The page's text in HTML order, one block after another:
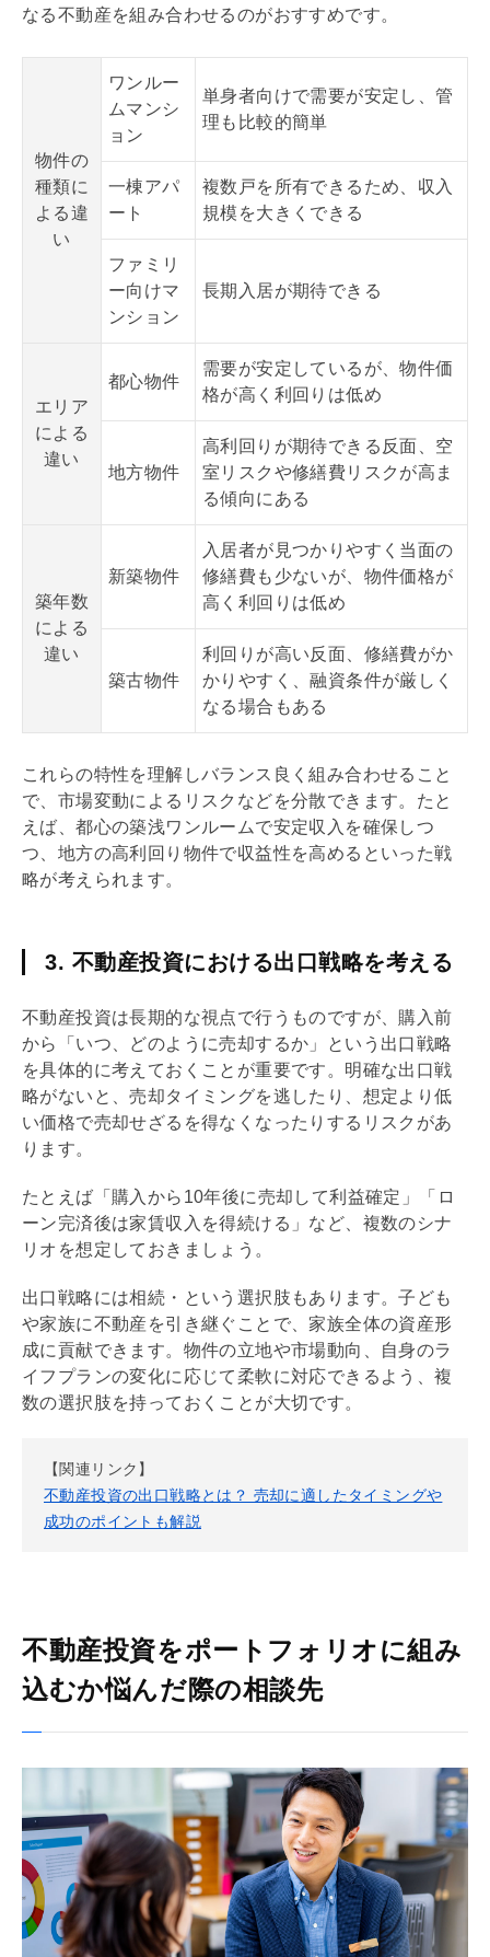
なる不動産を組み合わせるのがおすすめです。
物件の
種類に
よる違
い
ワンルー
ムマンシ
ョン
単身者向けで需要が安定し、管
理も比較的簡単
一棟アパ
ート
複数戸を所有できるため、収入
規模を大きくできる
ファミリ
ー向けマ
ンション
長期入居が期待できる
エリア
による
違い
都心物件
需要が安定しているが、物件価
格が高く利回りは低め
地方物件
高利回りが期待できる反面、空
室リスクや修繕費リスクが高ま
る傾向にある
築年数
による
違い
新築物件
入居者が見つかりやすく当面の
修繕費も少ないが、物件価格が
高く利回りは低め
築古物件
利回りが高い反面、修繕費がか
かりやすく、融資条件が厳しく
なる場合もある
これらの特性を理解しバランス良く組み合わせること
で、市場変動によるリスクなどを分散できます。たと
えば、都心の築浅ワンルームで安定収入を確保しつ
つ、地方の高利回り 物件で収益性を高めるといった戦
略が考えられます。
3. 不動産投資における出口戦略を考える
不動産投資は長期的な視点で行うものですが、購入前
から「いつ、どのように売却するか」という 出口戦略
を具体的に考えておくことが重要です。明確な出口戦
略がないと、売却タイミングを逃したり、想定より低
い価格で売却せざるを得なくなったりするリスクがあ
ります。
たとえば「購入から10年後に売却して利益確定」「ロ
ーン完済後は家賃収入を得続ける」など、複数のシナ
リオを想定しておきましょう。
出口戦略には相続・という選択肢もあります。子ども
や家族に不動産を引き継ぐことで、家族全体の資産形
成に貢献できます。物件の立地や市場動向、自身のラ
イフプランの変化に応じて柔軟に対応できるよう、複
数の選択肢を持っておくことが大切です。
【関連リンク】
不動産投資の出口戦略とは？ 売却に適したタイミングや
成功のポイントも解説
不動産投資をポートフォリオに組み
込むか悩んだ際の相談先